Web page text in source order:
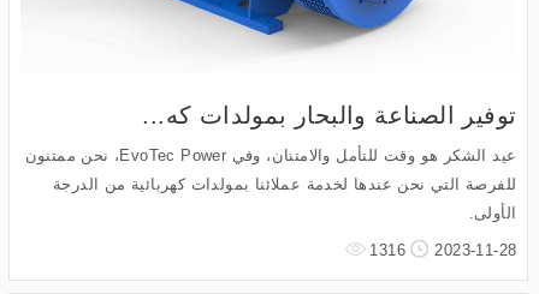
توفير الصناعة والبحار بمولدات كه...
عيد الشكر هو وقت للتأمل والامتنان، وفي EvoTec Power، نحن ممتنون
للفرصة التي نحن عندها لخدمة عملائنا بمولدات كهربائية من الدرجة
الأولى.
2023-11-28
1316